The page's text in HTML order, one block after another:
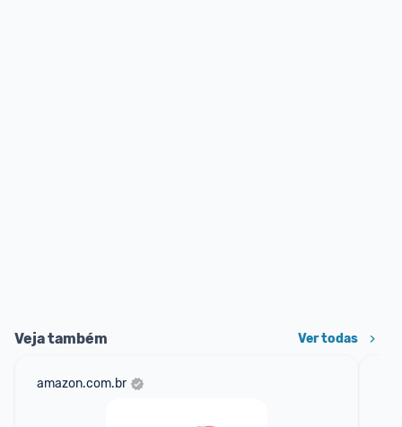
Veja também Ver todas
amazon.com.br